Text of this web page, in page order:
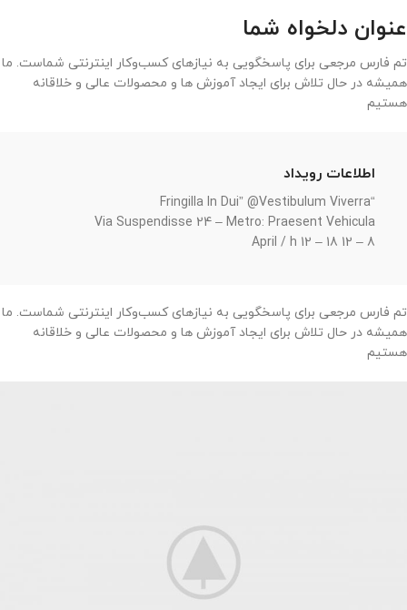
عنوان دلخواه شما
تم فارس مرجعی برای پاسخگویی به نیازهای کسب‌وکار اینترنتی شماست. ما
همیشه در حال تلاش برای ایجاد آموزش ها و محصولات عالی و خلاقانه
هستیم
اطلاعات رویداد
“Fringilla In Dui” @Vestibulum Viverra
Via Suspendisse 24 – Metro: Praesent Vehicula
8 – 12 April / h 12 – 18
تم فارس مرجعی برای پاسخگویی به نیازهای کسب‌وکار اینترنتی شماست. ما
همیشه در حال تلاش برای ایجاد آموزش ها و محصولات عالی و خلاقانه
هستیم